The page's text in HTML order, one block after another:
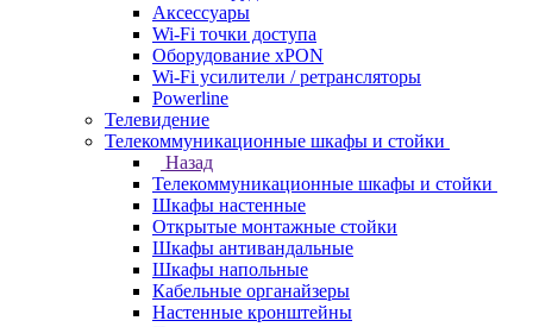
Аксессуары
Wi-Fi точки доступа
Оборудование хPON
Wi-Fi усилители / ретрансляторы
Powerline
Телевидение
Телекоммуникационные шкафы и стойки
Назад
Телекоммуникационные шкафы и стойки
Шкафы настенные
Открытые монтажные стойки
Шкафы антивандальные
Шкафы напольные
Кабельные органайзеры
Настенные кронштейны